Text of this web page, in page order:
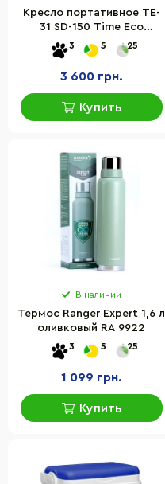
Кресло портативное TE-
31 SD-150 Time Eco
4820211100643
3 5 25
3 600 грн.
Купить
В наличии
Термос Ranger Expert 1,6 л
оливковый RA 9922
3 5 25
1 099 грн.
Купить